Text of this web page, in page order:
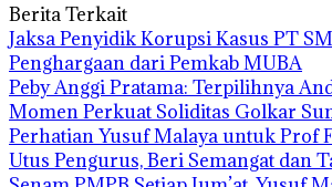
Berita Terkait
Jaksa Penyidik Korupsi Kasus PT
Penghargaan dari Pemkab MUBA
Peby Anggi Pratama: Terpilihnya
Momen Perkuat Soliditas Golkar
Perhatian Yusuf Malaya untuk Prof
Utus Pengurus, Beri Semangat dan